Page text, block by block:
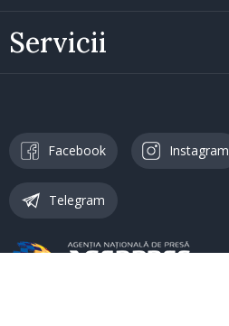
Servicii
Facebook Instagram
Telegram